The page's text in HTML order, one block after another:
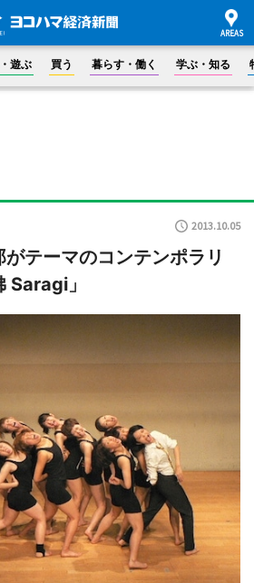
遊ぶ 買う 暮らす・働く 学ぶ・知る
2013.10.05
テーマのコンテンポラリ
Saragi」